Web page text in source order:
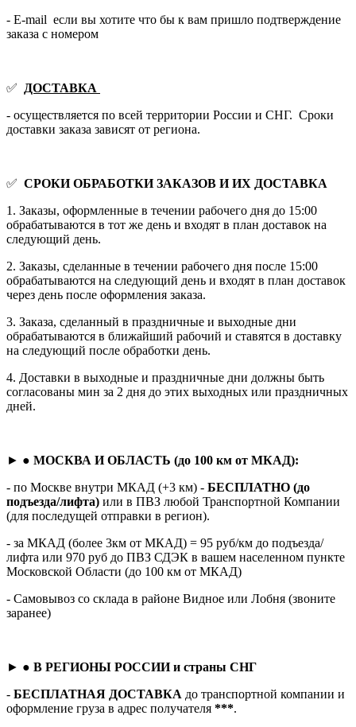
- E-mail если вы хотите что бы к вам пришло подтверждение
заказа с номером
✅
ДОСТАВКА
- осуществляется по всей территории России и СНГ. Сроки
доставки заказа зависят от региона.
✅ СРОКИ ОБРАБОТКИ ЗАКАЗОВ И ИХ ДОСТАВКА
1. Заказы, оформленные в течении рабочего дня до 15:00
обрабатываются в тот же день и входят в план доставок на
следующий день.
2. Заказы, сделанные в течении рабочего дня после 15:00
обрабатываются на следующий день и входят в план доставок
через день после оформления заказа.
3. Заказа, сделанный в праздничные и выходные дни
обрабатываются в ближайший рабочий и ставятся в доставку
на следующий после обработки день.
4. Доставки в выходные и праздничные дни должны быть
согласованы мин за 2 дня до этих выходных или праздничных
дней.
► ● МОСКВА И ОБЛАСТЬ (до 100 км от МКАД):
- по Москве внутри МКАД (+3 км) - БЕСПЛАТНО (до
подъезда/лифта) или в ПВЗ любой Транспортной Компании
(для последущей отправки в регион).
- за МКАД (более 3км от МКАД) = 95 руб/км до подъезда/
лифта или 970 руб до ПВЗ СДЭК в вашем населенном пункте
Московской Области (до 100 км от МКАД)
- Самовывоз со склада в районе Видное или Лобня (звоните
заранее)
► ● В РЕГИОНЫ РОССИИ и страны СНГ
- БЕСПЛАТНАЯ ДОСТАВКА до транспортной компании и
оформление груза в адрес получателя ***.